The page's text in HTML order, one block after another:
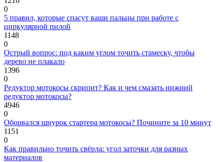
0
5 правил, которые спасут ваши пальцы при работе с
циркулярной пилой
1148
0
Острый вопрос: под каким углом точить стамеску, чтобы
дерево не плакало
1396
0
Редуктор мотокосы скрипит? Как и чем смазать нижний
редуктор мотокосы?
4946
0
Оборвался шнурок стартера мотокосы? Почините за 10 минут
1151
0
Как правильно точить свёрла: угол заточки для разных
материалов